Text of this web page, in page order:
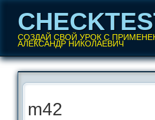
СОЗДАЙ СВОЙ УРОК С
АЛЕКСАНДР НИКОЛАЕВИЧ
Главное меню
Перейти
содержанию
m42